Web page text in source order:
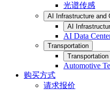
光谱传感
AI Infrastructure and
AI
AI Data
Transportation
Transportation
Automotive
购买方式
请求报价